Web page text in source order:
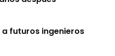
futuros ingenieros